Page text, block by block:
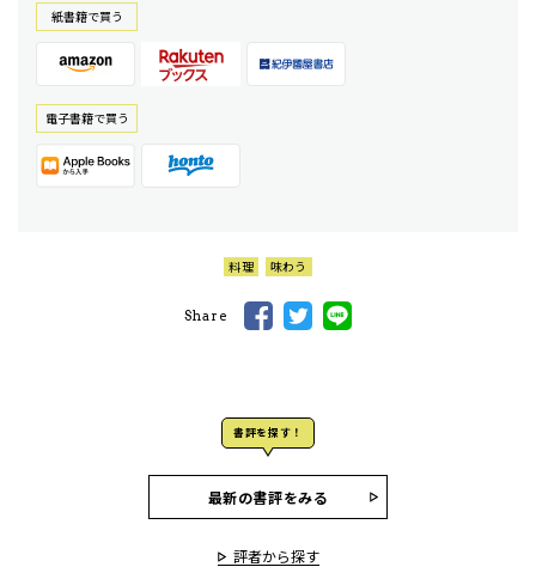
紙書籍で買う
電⼦書籍で買う
料理 味わう
Share
書評を探す！
最新の書評をみる
評者から探す